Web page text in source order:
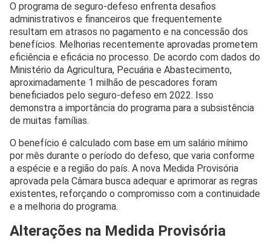
O programa de seguro-defeso enfrenta desafios
administrativos e financeiros que frequentemente
resultam em atrasos no pagamento e na concessão dos
benefícios. Melhorias recentemente aprovadas prometem
eficiência e eficácia no processo. De acordo com dados do
Ministério da Agricultura, Pecuária e Abastecimento,
aproximadamente 1 milhão de pescadores foram
beneficiados pelo seguro-defeso em 2022. Isso
demonstra a importância do programa para a subsistência
de muitas famílias.
O benefício é calculado com base em um salário mínimo
por mês durante o período do defeso, que varia conforme
a espécie e a região do país. A nova Medida Provisória
aprovada pela Câmara busca adequar e aprimorar as regras
existentes, reforçando o compromisso com a continuidade
e a melhoria do programa.
Alterações na Medida Provisória